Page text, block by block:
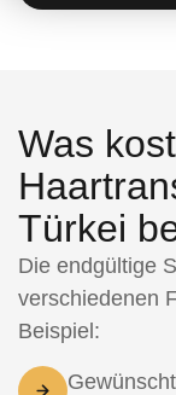
Was
Türkei
Die endgültige
verschiedenen
Beispiel: